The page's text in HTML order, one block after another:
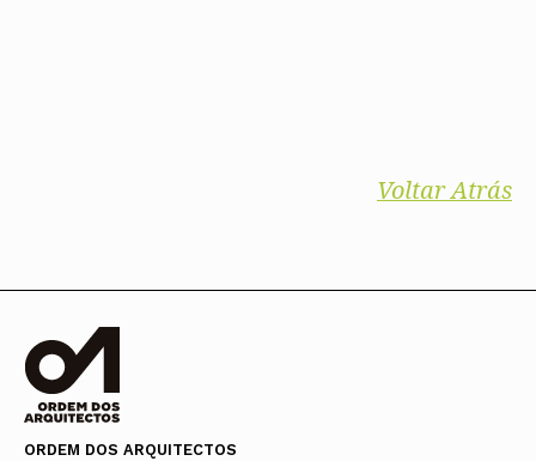
Voltar Atrás
ORDEM DOS ARQUITECTOS